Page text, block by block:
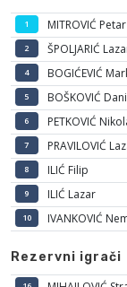
1 MITROVIĆ Petar
2 ŠPOLJARIĆ
4 BOGIĆEVIĆ
5 BOŠKOVIĆ
6 PETKOVIĆ
7 PRAVILOVIĆ
8 ILIĆ Filip
9 ILIĆ Lazar
10 IVANKOVIĆ
Rezervni igrači